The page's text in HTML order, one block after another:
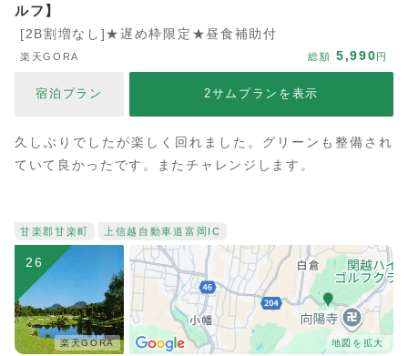
ルフ】
[2B割増なし]★遅め枠限定★昼食補助付
楽天GORA 総額 5,990円
宿泊プラン 2サムプランを表示
久しぶりでしたが楽しく回れました。グリーンも整備され
ていて良かったです。またチャレンジします。
甘楽郡甘楽町 上信越自動車道 富岡IC
26
楽天GORA 地図を拡大